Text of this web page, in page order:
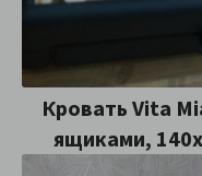
Кровать Vita
ящиками,